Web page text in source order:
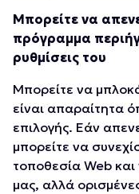
Μπορείτε να
πρόγραμμα
ρυθμίσεις του
Μπορείτε να
είναι απαραίτητα
επιλογής. Εάν
μπορείτε να
τοποθεσία Web και
μας, αλλά